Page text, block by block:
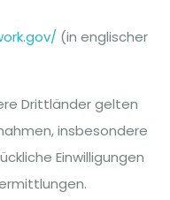
(in englischer
Drittländer gelten
insbesondere
Einwilligungen